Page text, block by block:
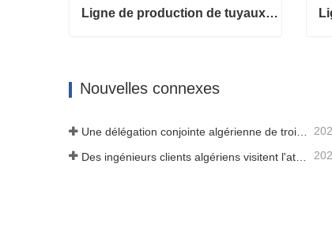
Ligne de production de tuyaux d'irrigation goutte à goutte avec goutteurs cylindriques ronds à compensation de pression pour la lixiviation des tas de minage HWYAA
Nouvelles connexes
Une délégation conjointe algérienne de trois clients a inspecté notre machine à film